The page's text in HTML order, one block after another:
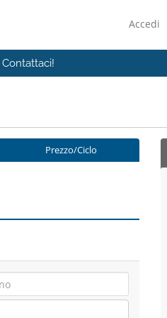
Accedi
Contattaci!
Prezzo/Ciclo